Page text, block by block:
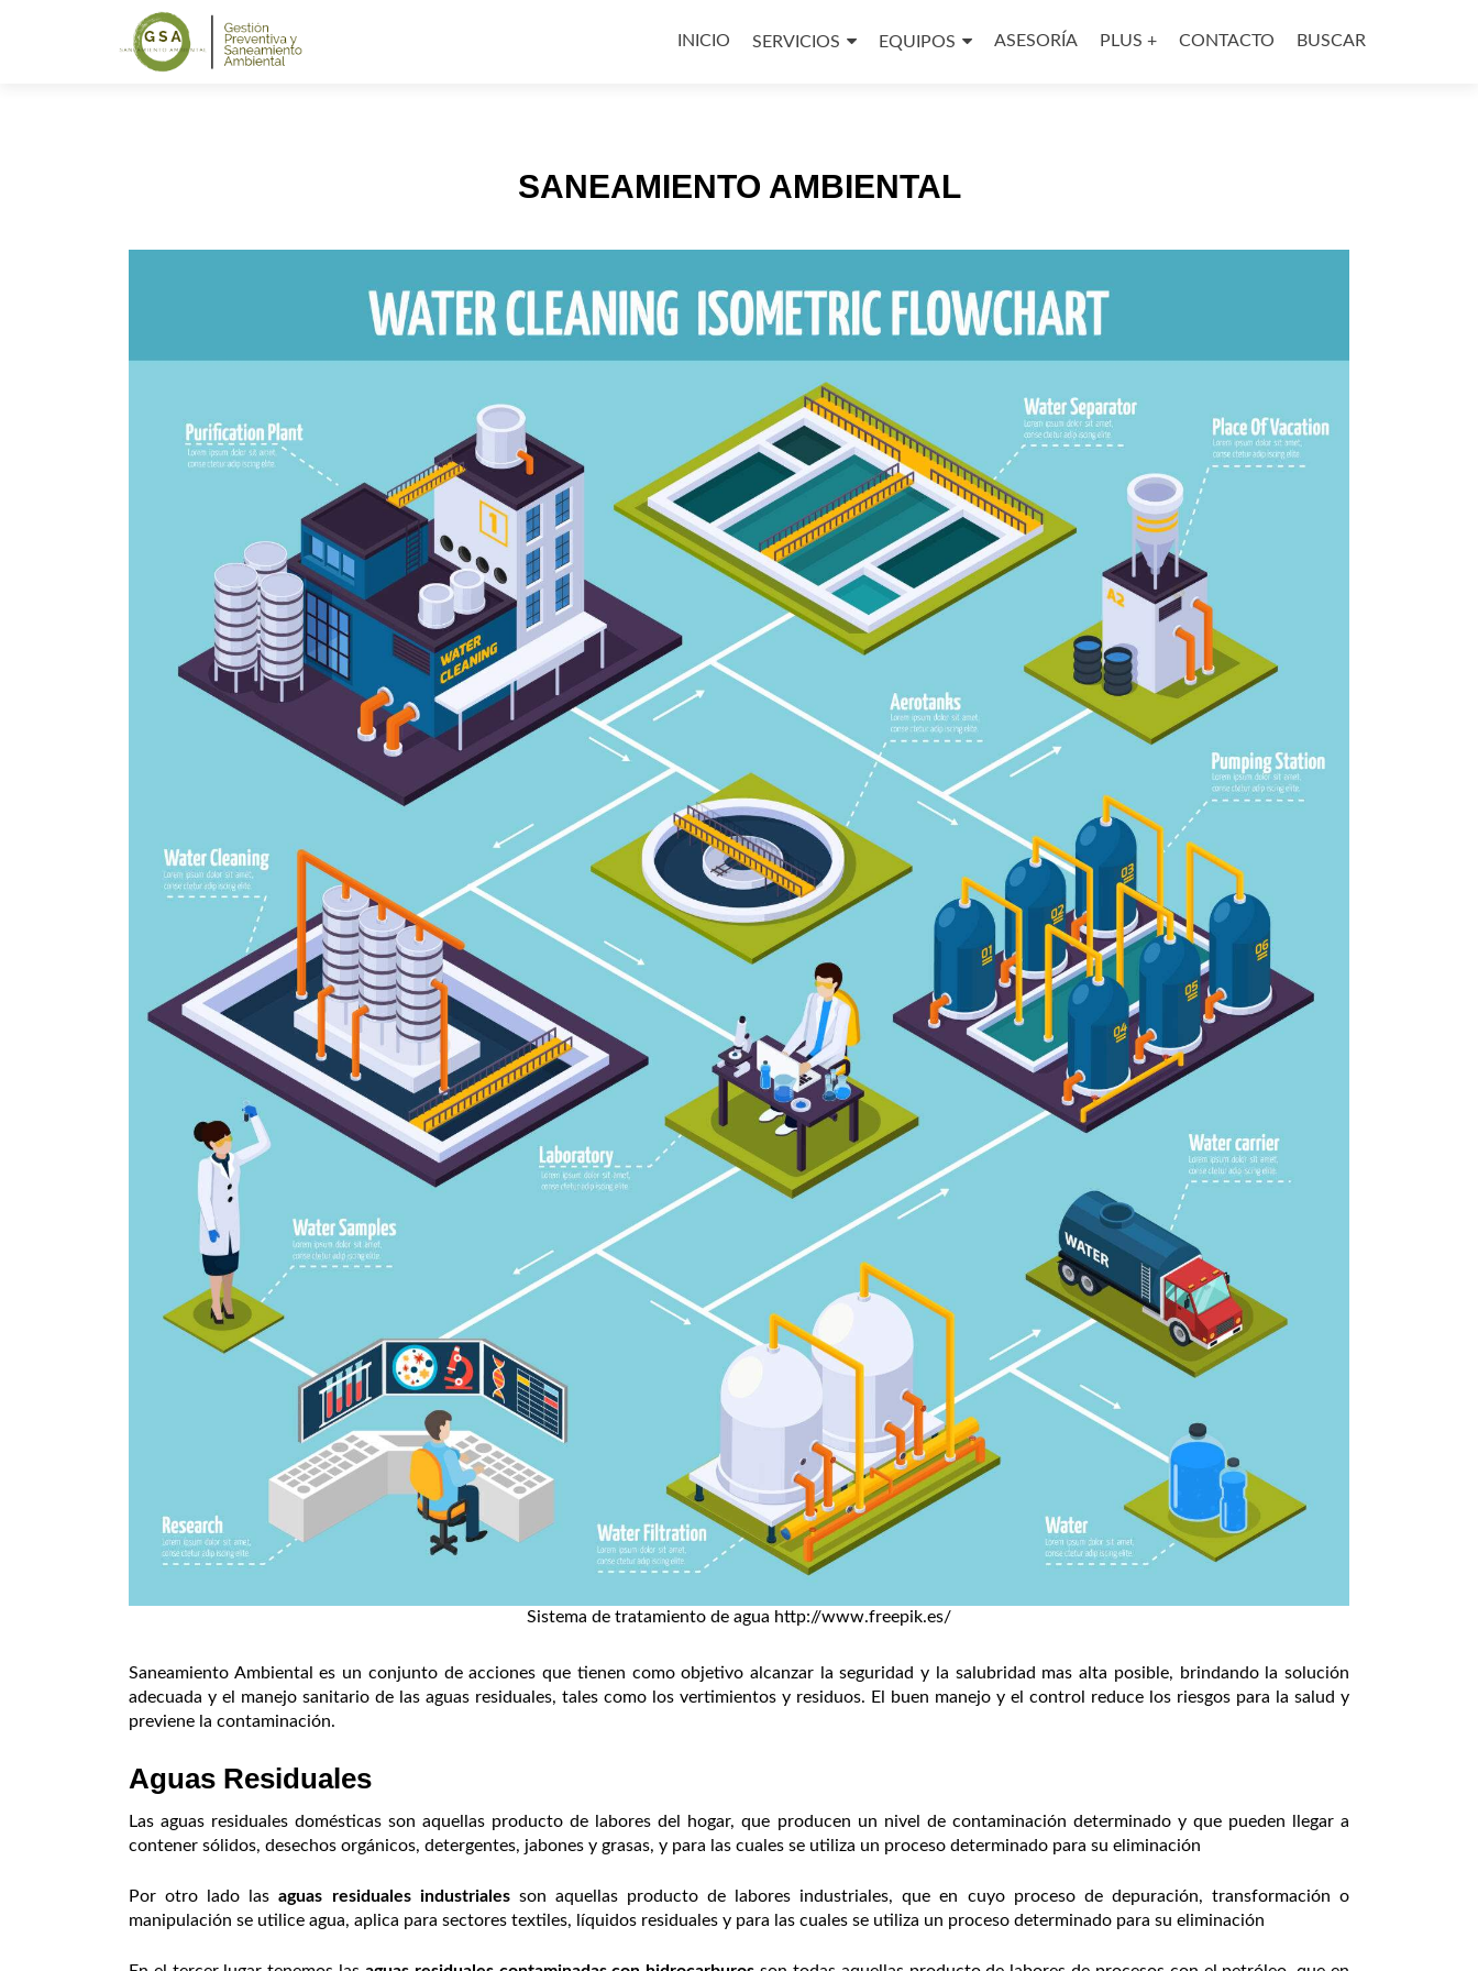
toINICIO SERVICIOS EQUIPOS ASESORÍA PLUS + CONTACTO BUSCAR
SANEAMIENTO AMBIENTAL
Sistema de tratamiento de agua http://www.freepik.es/
Saneamiento Ambiental es un conjunto de acciones que tienen como objetivo alcanzar la seguridad y la salubridad mas alta posible, brindando la solución
adecuada y el manejo sanitario de las aguas residuales, tales como los vertimientos y residuos. El buen manejo y el control reduce los riesgos para la salud y
previene la contaminación.
Aguas Residuales
Las aguas residuales domésticas son aquellas producto de labores del hogar, que producen un nivel de contaminación determinado y que pueden llegar a
contener sólidos, desechos orgánicos, detergentes, jabones y grasas, y para las cuales se utiliza un proceso determinado para su eliminación
Por otro lado lasaguas residuales industrialesson aquellas producto de labores industriales, que en cuyo proceso de depuración, transformación o
manipulación se utilice agua, aplica para sectores textiles, líquidos residuales y para las cuales se utiliza un proceso determinado para su eliminación